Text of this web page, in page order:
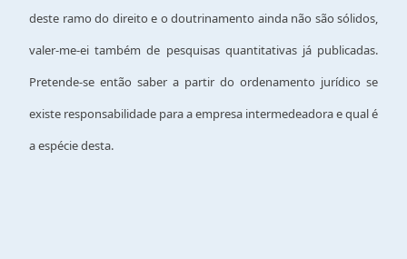
deste ramo do direito e o doutrinamento ainda não são sólidos,
valer-me-ei também de pesquisas quantitativas já publicadas.
Pretende-se então saber a partir do ordenamento jurídico se
existe responsabilidade para a empresa intermedeadora e qual é
a espécie desta.